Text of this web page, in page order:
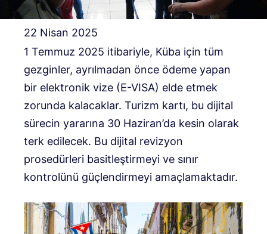
22 Nisan 2025
1 Temmuz 2025 itibariyle, Küba için tüm
gezginler, ayrılmadan önce ödeme yapan
bir elektronik vize (E-VISA) elde etmek
zorunda kalacaklar. Turizm kartı, bu dijital
sürecin yararına 30 Haziran’da kesin olarak
terk edilecek. Bu dijital revizyon
prosedürleri basitleştirmeyi ve sınır
kontrolünü güçlendirmeyi amaçlamaktadır.